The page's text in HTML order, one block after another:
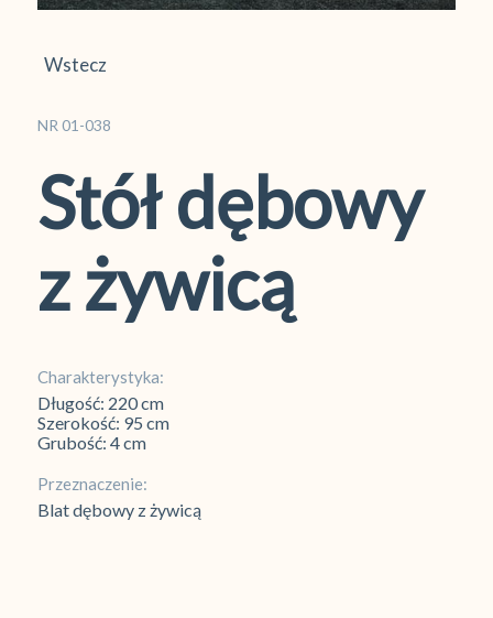
Wstecz
NR 01-038
Stół dębowy
z żywicą
Charakterystyka:
Długość: 220 cm
Szerokość: 95 cm
Grubość: 4 cm
Przeznaczenie:
Blat dębowy z żywicą